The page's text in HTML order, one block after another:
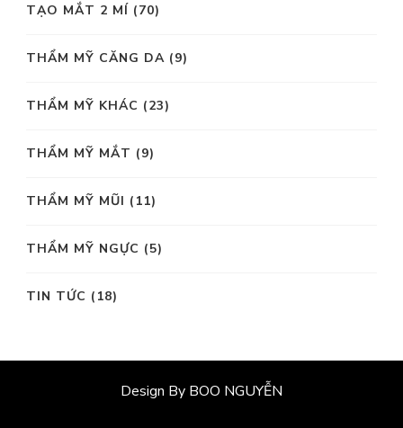
TẠO MẮT 2 MÍ (70)
THẨM MỸ CĂNG DA (9)
THẨM MỸ KHÁC (23)
THẨM MỸ MẮT (9)
THẨM MỸ MŨI (11)
THẨM MỸ NGỰC (5)
TIN TỨC (18)
Design By BOO NGUYỄN